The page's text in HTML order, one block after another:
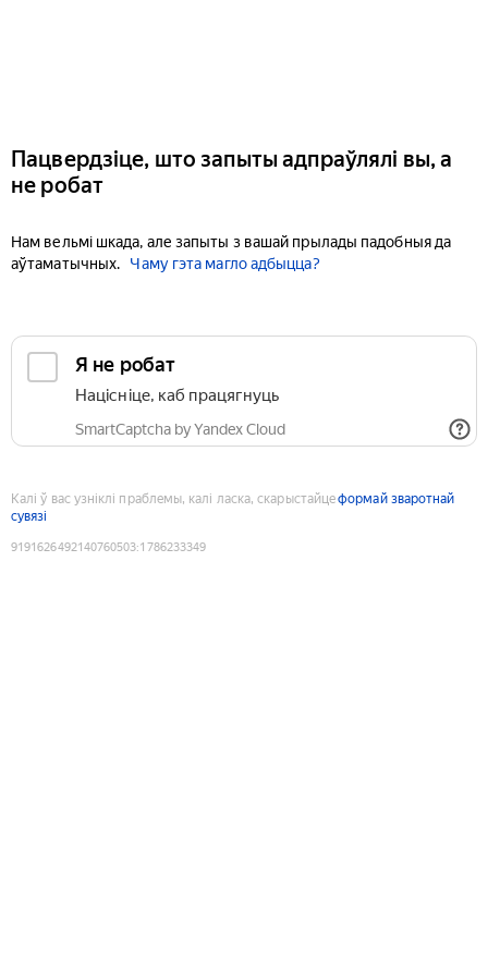
Пацвердзіце, што запыты адпраўлялі вы, а
не робат
Нам вельмі шкада, але запыты з вашай прылады падобныя да
аўтаматычных.
Чаму гэта магло адбыцца?
Я не робат
Націсніце, каб працягнуць
SmartCaptcha by Yandex Cloud
Калі ў вас узніклі праблемы, калі ласка, скарыстайцеформай зваротнай
сувязі
9191626492140760503:1786233349